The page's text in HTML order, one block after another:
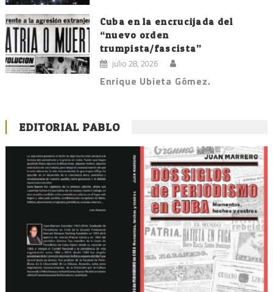
Cuba en la encrucijada del
“nuevo orden
trumpista/fascista”
julio 28, 2026
Enrique Ubieta Gómez.
EDITORIAL PABLO